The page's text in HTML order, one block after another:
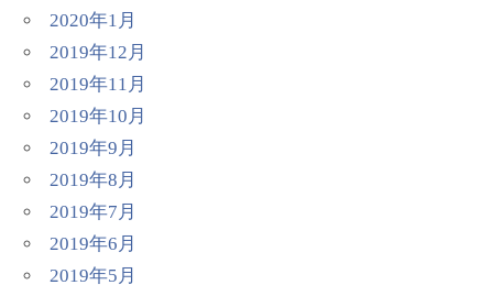
2020年1月
2019年12月
2019年11月
2019年10月
2019年9月
2019年8月
2019年7月
2019年6月
2019年5月